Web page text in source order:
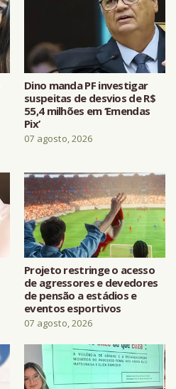
Dino manda PF investigar
suspeitas de desvios de R$
55,4 milhões em ‘Emendas
Pix’
07 agosto, 2026
Projeto restringe o acesso
de agressores e devedores
de pensão a estádios e
eventos esportivos
07 agosto, 2026